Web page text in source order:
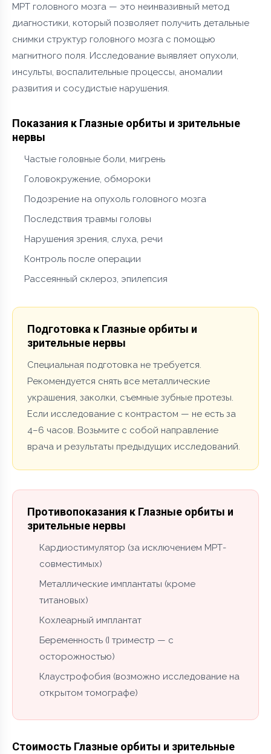
МРТ головного мозга — это неинвазивный метод
диагностики, который позволяет получить детальные
снимки структур головного мозга с помощью
магнитного поля. Исследование выявляет опухоли,
инсульты, воспалительные процессы, аномалии
развития и сосудистые нарушения.
Показания к Глазные орбиты и зрительные
нервы
Частые головные боли, мигрень
Головокружение, обмороки
Подозрение на опухоль головного мозга
Последствия травмы головы
Нарушения зрения, слуха, речи
Контроль после операции
Рассеянный склероз, эпилепсия
Подготовка к Глазные орбиты и
зрительные нервы
Специальная подготовка не требуется.
Рекомендуется снять все металлические
украшения, заколки, съемные зубные протезы.
Если исследование с контрастом — не есть за
4–6 часов. Возьмите с собой направление
врача и результаты предыдущих исследований.
Противопоказания к Глазные орбиты и
зрительные нервы
Кардиостимулятор (за исключением МРТ-
совместимых)
Металлические имплантаты (кроме
титановых)
Кохлеарный имплантат
Беременность (I триместр — с
осторожностью)
Клаустрофобия (возможно исследование на
открытом томографе)
Стоимость Глазные орбиты и зрительные